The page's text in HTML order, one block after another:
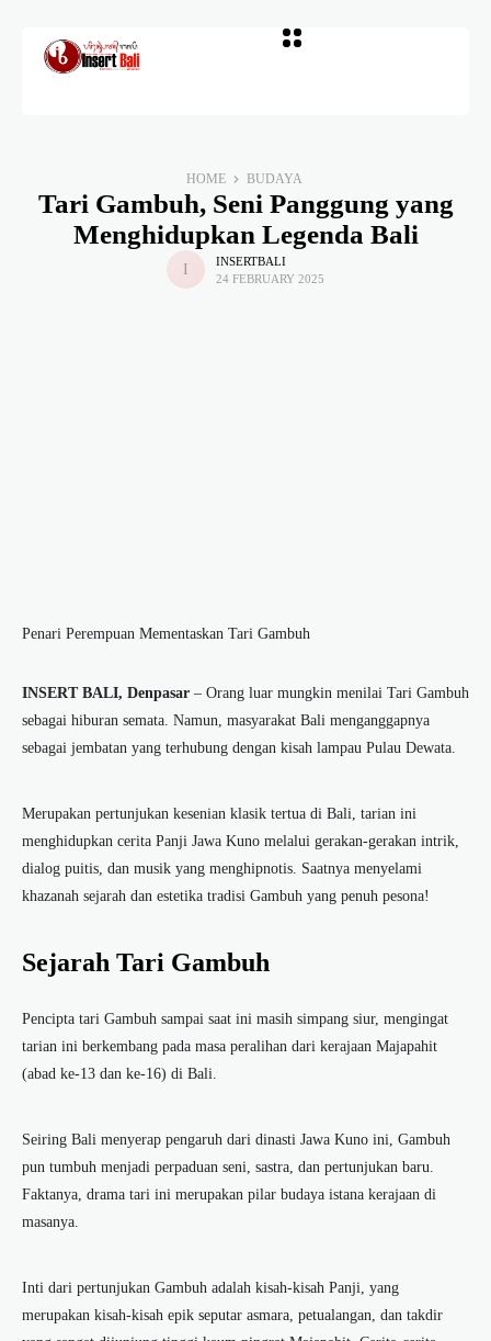
HOME BUDAYA
Tari Gambuh, Seni Panggung yang
Menghidupkan Legenda Bali
INSERTBALI
24 FEBRUARY 2025
Penari Perempuan Mementaskan Tari Gambuh
INSERT BALI, Denpasar – Orang luar mungkin menilai Tari Gambuh
sebagai hiburan semata. Namun, masyarakat Bali menganggapnya
sebagai jembatan yang terhubung dengan kisah lampau Pulau Dewata.
Merupakan pertunjukan kesenian klasik tertua di Bali, tarian ini
menghidupkan cerita Panji Jawa Kuno melalui gerakan-gerakan intrik,
dialog puitis, dan musik yang menghipnotis. Saatnya menyelami
khazanah sejarah dan estetika tradisi Gambuh yang penuh pesona!
Sejarah Tari Gambuh
Pencipta tari Gambuh sampai saat ini masih simpang siur, mengingat
tarian ini berkembang pada masa peralihan dari kerajaan Majapahit
(abad ke-13 dan ke-16) di Bali.
Seiring Bali menyerap pengaruh dari dinasti Jawa Kuno ini, Gambuh
pun tumbuh menjadi perpaduan seni, sastra, dan pertunjukan baru.
Faktanya, drama tari ini merupakan pilar budaya istana kerajaan di
masanya.
Inti dari pertunjukan Gambuh adalah kisah-kisah Panji, yang
merupakan kisah-kisah epik seputar asmara, petualangan, dan takdir